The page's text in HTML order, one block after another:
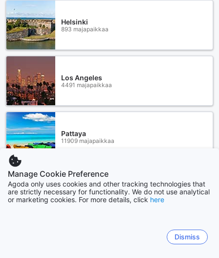
Helsinki
893 majapaikkaa
Los Angeles
4491 majapaikkaa
Pattaya
11909 majapaikkaa
Näytä lisää
Katso kaikki
Manage Cookie Preference
Agoda only uses cookies and other tracking technologies that
are strictly necessary for functionality. We do not use analytical
or marketing cookies. For more details, click here
Dismiss